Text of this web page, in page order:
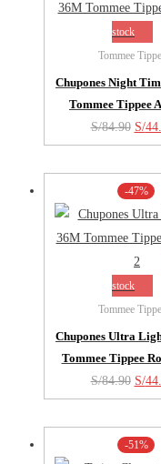
stock
Tommee
Chupones Night
Tommee Tippee
S/84.90 El
era:
S/
S/
-47%
stock
Tommee
Chupones Ultra
Tommee Tippee
S/84.90 El
era:
S/
-51%